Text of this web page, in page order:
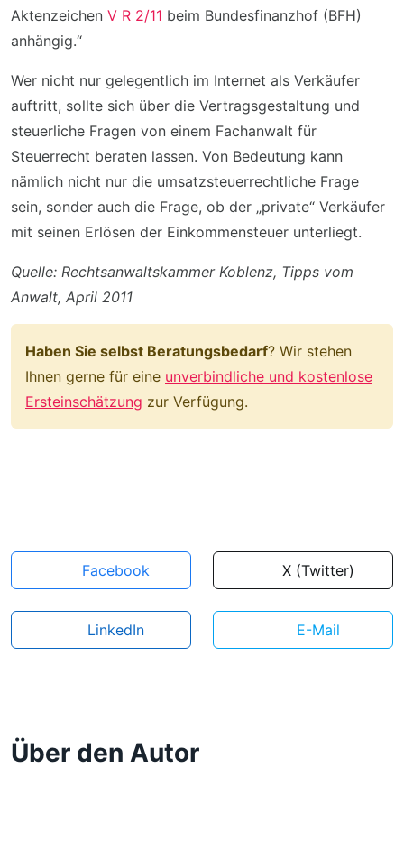
Aktenzeichen V R 2/11 beim Bundesfinanzhof (BFH)
anhängig.“
Wer nicht nur gelegentlich im Internet als Verkäufer
auftritt, sollte sich über die Vertragsgestaltung und
steuerliche Fragen von einem Fachanwalt für
Steuerrecht beraten lassen. Von Bedeutung kann
nämlich nicht nur die umsatzsteuerrechtliche Frage
sein, sonder auch die Frage, ob der „private“ Verkäufer
mit seinen Erlösen der Einkommensteuer unterliegt.
Quelle: Rechtsanwaltskammer Koblenz, Tipps vom
Anwalt, April 2011
Haben Sie selbst Beratungsbedarf? Wir stehen
Ihnen gerne für eine unverbindliche und kostenlose
Ersteinschätzung zur Verfügung.
Facebook X (Twitter)
LinkedIn E-Mail
Über den Autor